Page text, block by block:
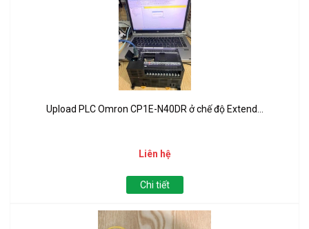
Upload PLC Omron CP1E-N40DR ở chế độ Extend...
Liên hệ
Chi tiết